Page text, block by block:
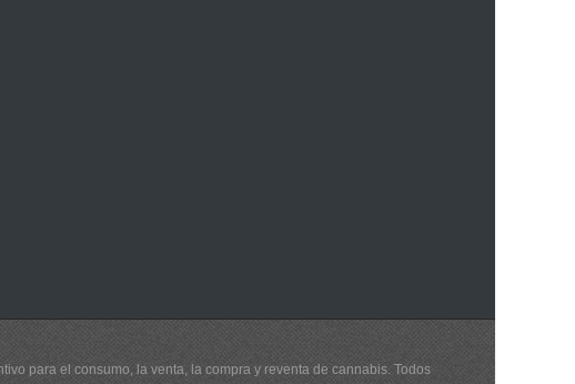
para el consumo, la venta, la compra y reventa de cannabis. Todos